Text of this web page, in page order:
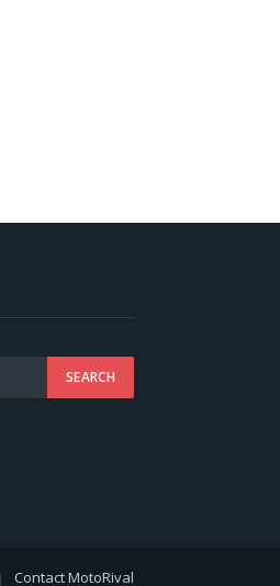
Contact MotoRival